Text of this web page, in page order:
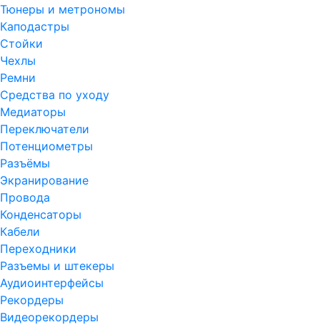
Тюнеры и метрономы
Каподастры
Стойки
Чехлы
Ремни
Средства по уходу
Медиаторы
Переключатели
Потенциометры
Разъёмы
Экранирование
Провода
Конденсаторы
Кабели
Переходники
Разъемы и штекеры
Аудиоинтерфейсы
Рекордеры
Видеорекордеры